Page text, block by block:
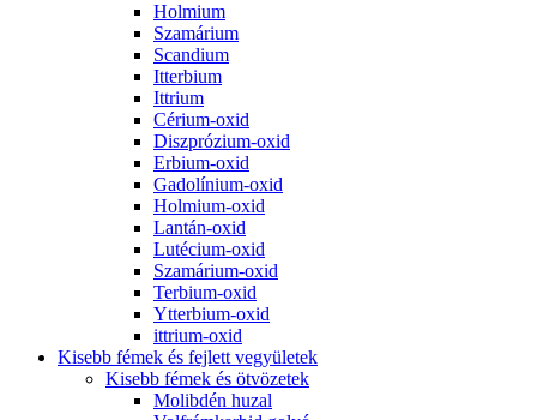
Holmium
Szamárium
Scandium
Itterbium
Ittrium
Cérium-oxid
Diszprózium-oxid
Erbium-oxid
Gadolínium-oxid
Holmium-oxid
Lantán-oxid
Lutécium-oxid
Szamárium-oxid
Terbium-oxid
Ytterbium-oxid
ittrium-oxid
Kisebb fémek és fejlett vegyületek
Kisebb fémek és ötvözetek
Molibdén huzal